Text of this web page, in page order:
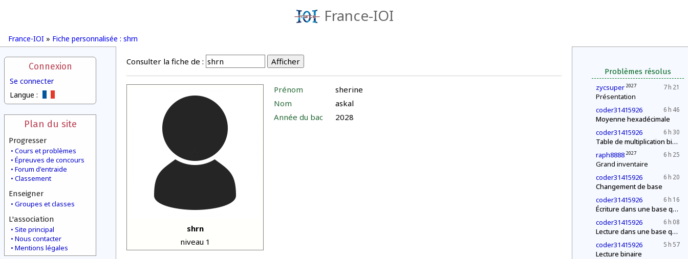
France-IOI
France-IOI » Fiche personnalisée : shrn
Connexion
Se connecter
Langue :
Plan du site
Progresser
Cours et problèmes
Épreuves de concours
Forum d'entraide
Classement
Enseigner
Groupes et classes
L'association
Site principal
Nous contacter
Mentions légales
Problèmes résolus
7 h 21
zycsuper 2027
Présentation
6 h 46
coder31415926
Moyenne hexadécimale
6 h 30
coder31415926
Table de multiplication binaire
6 h 25
raph8888 2027
Grand inventaire
6 h 20
coder31415926
Changement de base
6 h 16
coder31415926
Écriture dans une base quelconque
6 h 08
coder31415926
Lecture dans une base quelconque
5 h 57
coder31415926
Lecture binaire
Consulter la fiche de :
shrn
niveau 1
Prénom
sherine
Nom
askal
Année du bac
2028